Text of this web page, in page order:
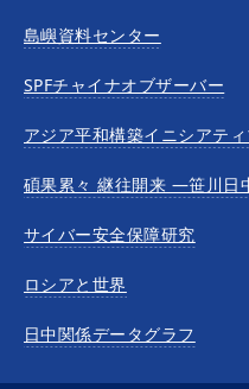
島嶼資料センター
SPFチャイナオブザーバー
アジア平和構築イニシアテ
碩果累々 継往開来 —笹川日
サイバー安全保障研究
ロシアと世界
日中関係データグラフ